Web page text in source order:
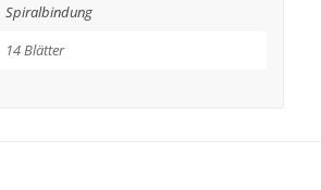
Spiralbindung
14 Blätter